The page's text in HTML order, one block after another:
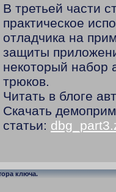
В третьей части
практическое
отладчика на
защиты
некоторый набор
трюков.
Читать в блоге
Скачать
статьи:
ключа.